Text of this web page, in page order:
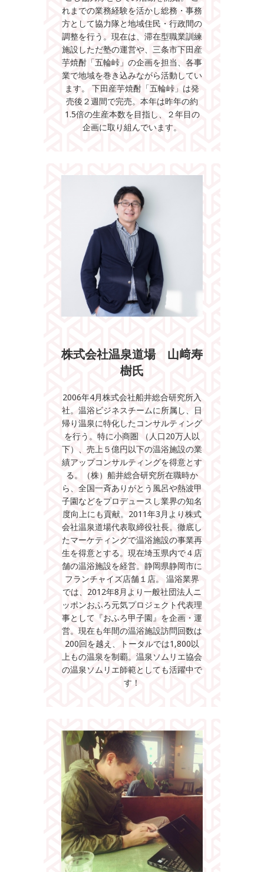
れまでの業務経験を活かし総務・事務
方として協力隊と地域住民・行政間の
調整を行う。現在は、滞在型職業訓練
施設しただ塾の運営や、三条市下田産
芋焼酎「五輪峠」の企画を担当、各事
業で地域を巻き込みながら活動してい
ます。 下田産芋焼酎「五輪峠」は発
売後２週間で完売。本年は昨年の約
1.5倍の生産本数を目指し、２年目の
企画に取り組んでいます。
株式会社温泉道場 山﨑寿
樹氏
2006年4月株式会社船井総合研究所入
社。温浴ビジネスチームに所属し、日
帰り温泉に特化したコンサルティング
を行う。特に小商圏 （人口20万人以
下）、売上５億円以下の温浴施設の業
績アップコンサルティングを得意とす
る。（株）船井総合研究所在職時か
ら、全国一斉ありがとう風呂や熱波甲
子園などをプロデュースし業界の知名
度向上にも貢献。2011年3月より株式
会社温泉道場代表取締役社長。徹底し
たマーケティングで温浴施設の事業再
生を得意とする。現在埼玉県内で４店
舗の温浴施設を経営。静岡県静岡市に
フランチャイズ店舗１店。 温浴業界
では、2012年8月より一般社団法人ニ
ッポンおふろ元気プロジェクト代表理
事として『おふろ甲子園』を企画・運
営。現在も年間の温浴施設訪問回数は
200回を越え、トータルでは1,800以
上もの温泉を制覇。温泉ソムリエ協会
の温泉ソムリエ師範としても活躍中で
す！